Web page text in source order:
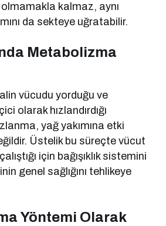
olmamakla kalmaz, aynı
da sekteye uğratabilir.
Metabolizma
vücudu yorduğu ve
olarak hızlandırdığı
yağ yakımına etki
Üstelik bu süreçte vücut
için bağışıklık sistemini
genel sağlığını tehlikeye
Yöntemi Olarak